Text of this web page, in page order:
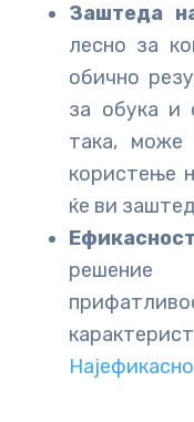
Заштеда
лесно за
обично
за обука и
така, може
користење
ќе ви